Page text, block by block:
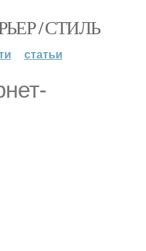
/ СТИЛЬ
статьи